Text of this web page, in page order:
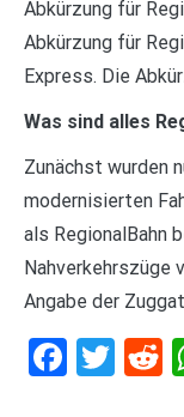
Abkürzung für
Abkürzung für
Express. Die
Was sind alles
Zunächst wurden
modernisierten
als RegionalBahn
Nahverkehrszüge
Angabe der